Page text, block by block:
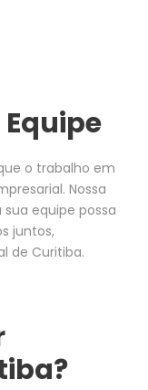
Equipe
o trabalho em
. Nossa
sua equipe possa
juntos,
de Curitiba.
?